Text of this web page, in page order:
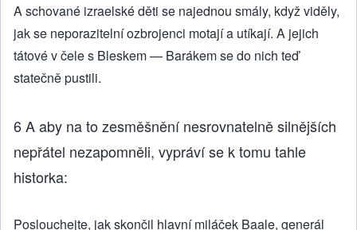
A schované izraelské děti se najednou smály, když viděly,
jak se neporazitelní ozbrojenci motají a utíkají. A jejich
tátové v čele s Bleskem — Barákem se do nich teď
statečně pustili.
6 A aby na to zesměšnění nesrovnatelně silnějších
nepřátel nezapomněli, vypráví se k tomu tahle
historka:
Poslouchejte, jak skončil hlavní miláček Baale, generál